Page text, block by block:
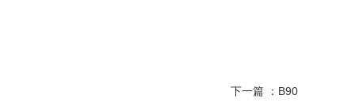
下一篇 ： B90